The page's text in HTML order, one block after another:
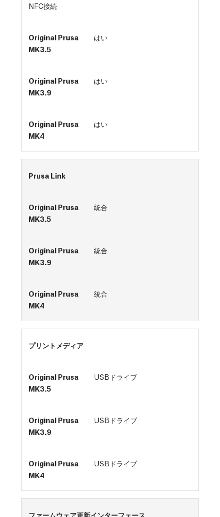
NFC接続
はい
はい
はい
Prusa Link
統合
統合
統合
プリントメディア
USBドライブ
USBドライブ
USBドライブ
ファームウェア更新インターフェース